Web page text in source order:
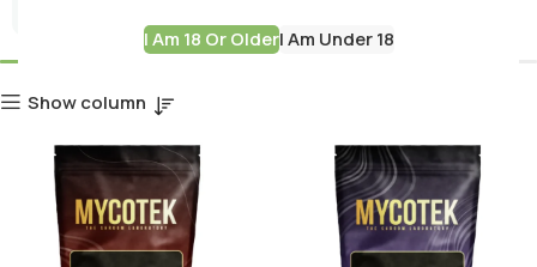
I Am 18 Or OlderI Am Under 18
Show column